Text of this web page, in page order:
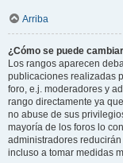
Arriba
¿Cómo se puede
Los rangos aparecen
publicaciones realizadas
foro, e.j. moderadores y
rango directamente ya
no abuse de sus
mayoría de los foros lo
administradores
incluso a tomar medidas